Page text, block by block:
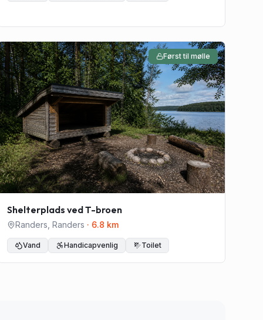
Først til mølle
Shelterplads ved T-broen
Randers Randers · 6.8 km
Vand Handicapvenlig Toilet